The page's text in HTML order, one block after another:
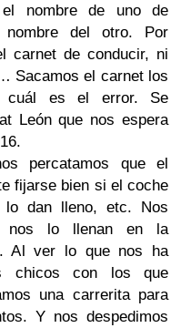
nombre de uno de
del otro. Por
carnet de conducir, ni
Sacamos el carnet los
cuál es el error. Se
León que nos espera
percatamos que el
fijarse bien si el coche
dan lleno, etc. Nos
nos lo llenan en la
Al ver lo que nos ha
chicos con los que
una carrerita para
Y nos despedimos